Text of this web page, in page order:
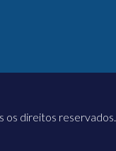
os direitos reservados.